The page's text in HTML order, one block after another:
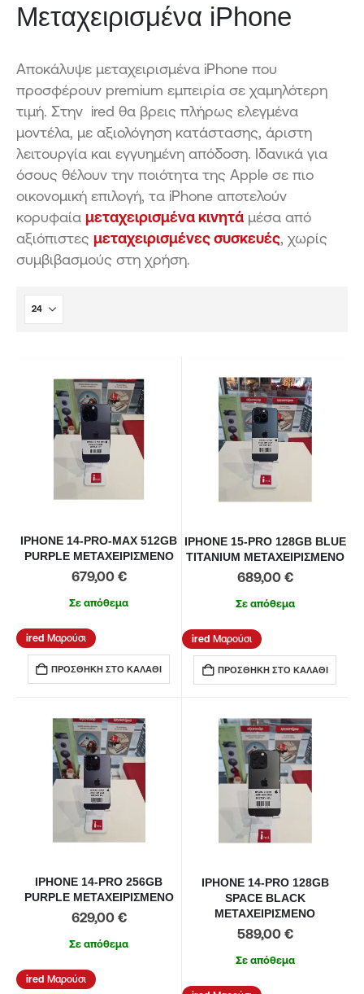
Μεταχειρισμένα iPhone
Αποκάλυψε μεταχειρισμένα iPhone που
προσφέρουν premium εμπειρία σε χαμηλότερη
τιμή. Στην ired θα βρεις πλήρως ελεγμένα
μοντέλα, με αξιολόγηση κατάστασης, άριστη
λειτουργία και εγγυημένη απόδοση. Ιδανικά για
όσους θέλουν την ποιότητα της Apple σε πιο
οικονομική επιλογή, τα iPhone αποτελούν
κορυφαία μεταχειρισμένα κινητά μέσα από
αξιόπιστες μεταχειρισμένες συσκευές, χωρίς
συμβιβασμούς στη χρήση.
IPHONE 14-PRO-MAX 512GB
PURPLE ΜΕΤΑΧΕΙΡΙΣΜΕΝΟ
679,00 €
Σε απόθεμα
Μαρούσι
ΠΡΟΣΘΉΚΗ ΣΤΟ ΚΑΛΆΘΙ
IPHONE 15-PRO 128GB BLUE
TITANIUM ΜΕΤΑΧΕΙΡΙΣΜΕΝΟ
689,00 €
Σε απόθεμα
Μαρούσι
ΠΡΟΣΘΉΚΗ ΣΤΟ ΚΑΛΆΘΙ
IPHONE 14-PRO 256GB
PURPLE ΜΕΤΑΧΕΙΡΙΣΜΕΝΟ
629,00 €
Σε απόθεμα
Μαρούσι
IPHONE 14-PRO 128GB
SPACE BLACK
ΜΕΤΑΧΕΙΡΙΣΜΕΝΟ
589,00 €
Σε απόθεμα